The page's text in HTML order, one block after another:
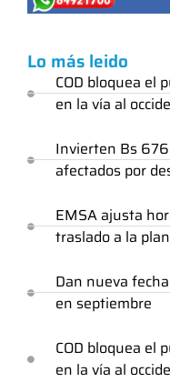
Lo más leido
COD bloquea el
en la vía al
Invierten Bs
afectados por
EMSA ajusta
traslado a la
Dan nueva
en septiembre
COD bloquea el
en la vía al